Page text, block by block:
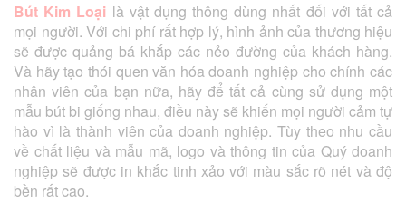
Bút Kim Loại là vật dụng thông dùng nhất đối với tất cả
mọi người. Với chi phí rất hợp lý, hình ảnh của thương hiệu
sẽ được quảng bá khắp các nẻo đường của khách hàng.
Và hãy tạo thói quen văn hóa doanh nghiệp cho chính các
nhân viên của bạn nữa, hãy để tất cả cùng sử dụng một
mẫu bút bi giống nhau, điều này sẽ khiến mọi người cảm tự
hào vì là thành viên của doanh nghiệp. Tùy theo nhu cầu
về chất liệu và mẫu mã, logo và thông tin của Quý doanh
nghiệp sẽ được in khắc tinh xảo với màu sắc rõ nét và độ
bền rất cao.